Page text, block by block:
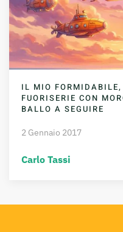
IL MIO FORMIDABILE,
FUORISERIE CON
BALLO A SEGUIRE
2 Gennaio 2017
Carlo Tassi